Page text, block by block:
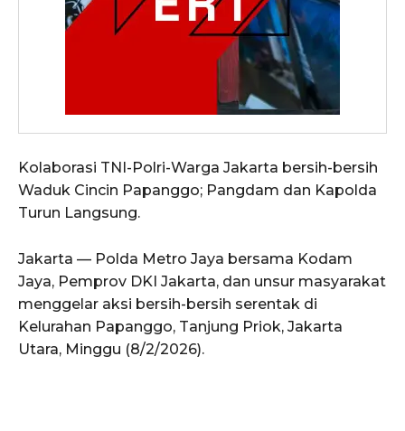
Kolaborasi TNI-Polri-Warga Jakarta bersih-bersih
Waduk Cincin Papanggo; Pangdam dan Kapolda
Turun Langsung.
Jakarta — Polda Metro Jaya bersama Kodam
Jaya, Pemprov DKI Jakarta, dan unsur masyarakat
menggelar aksi bersih-bersih serentak di
Kelurahan Papanggo, Tanjung Priok, Jakarta
Utara, Minggu (8/2/2026).